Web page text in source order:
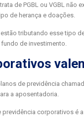
de PGBL ou VGBL
de herança e doações.
tributando esse tipo
de investimento.
de previdência
a aposentadoria.
corporativos é